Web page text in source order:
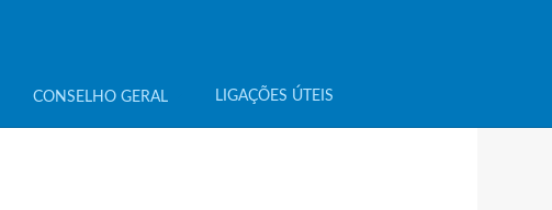
CONSELHO GERAL LIGAÇÕES ÚTEIS